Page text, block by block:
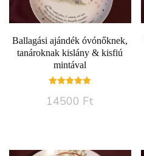
Ballagási ajándék óvónőknek,
tanároknak kislány & kisfiú
mintával
5.00
14500 Ft